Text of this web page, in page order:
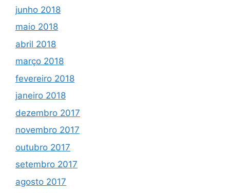
junho 2018
maio 2018
abril 2018
março 2018
fevereiro 2018
janeiro 2018
dezembro 2017
novembro 2017
outubro 2017
setembro 2017
agosto 2017